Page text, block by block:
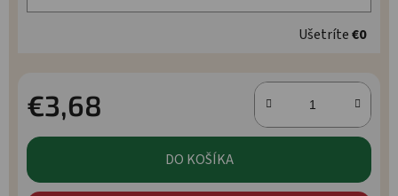
Ušetríte€0
€3,68
Jednotková cena:
DO KOŠÍKA